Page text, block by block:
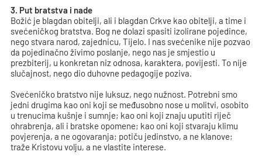
3. Put bratstva i nade
Božić je blagdan obitelji, ali i blagdan Crkve kao obitelji, a time i
svećeničkog bratstva. Bog ne dolazi spasiti izolirane pojedince,
nego stvara narod, zajednicu, Tijelo. I nas svećenike nije pozvao
da pojedinačno živimo poslanje, nego nas je smjestio u
prezbiterij, u konkretan niz odnosa, karaktera, povijesti. To nije
slučajnost, nego dio duhovne pedagogije poziva.
Svećeničko bratstvo nije luksuz, nego nužnost. Potrebni smo
jedni drugima kao oni koji se međusobno nose u molitvi, osobito
u trenucima kušnje i sumnje; kao oni koji znaju uputiti riječ
ohrabrenja, ali i bratske opomene; kao oni koji stvaraju klimu
povjerenja, a ne ogovaranja; potiču jedinstvo, a ne klanove;
traže Kristovu volju, a ne vlastite interese.